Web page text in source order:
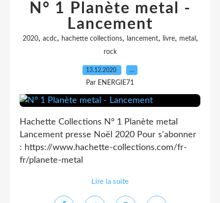
N° 1 Planète metal -
Lancement
2020, acdc, hachette collections, lancement, livre, metal ,
rock
13.12.2020 …
Par ENERGIE71
Hachette Collections N° 1 Planète metal
Lancement presse Noël 2020 Pour s'abonner
: https://www.hachette-collections.com/fr-
fr/planete-metal
Lire la suite